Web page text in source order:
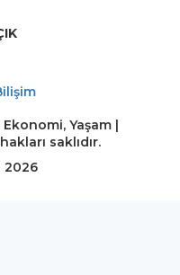
Yaşam |
saklıdır.
2026